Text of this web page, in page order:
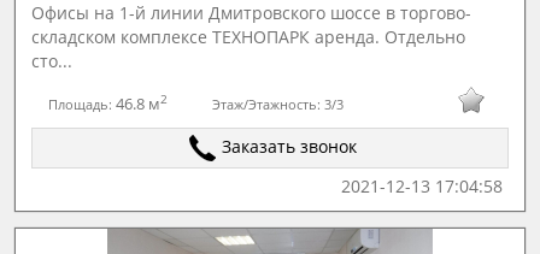
Офисы на 1-й линии Дмитровского шоссе в торгово-
складском комплексе ТЕХНОПАРК аренда. Отдельно
сто...
Площадь: 46.8 м2 Этаж/Этажность: 3/3
Заказать звонок
2021-12-13 17:04:58